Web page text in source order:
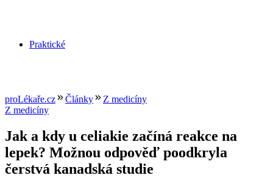
Praktické
proLékaře.cz Články
Z medicíny
Z medicíny
Jak a kdy u celiakie začíná reakce na
lepek? Možnou odpověď poodkryla
čerstvá kanadská studie